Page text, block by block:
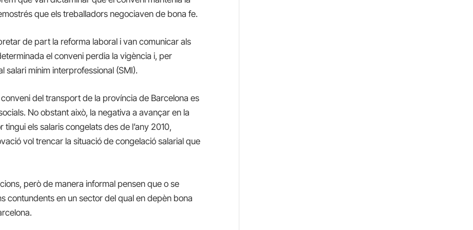
que els treballadors negociaven de bona fe.
de part la reforma laboral i van comunicar als
el conveni perdia la vigència i, per
salari mínim interprofessional (SMI).
del transport de la província de Barcelona es
No obstant això, la negativa a avançar en la
els salaris congelats des de l’any 2010,
vol trencar la situació de congelació salarial que
però de manera informal pensen que o se
contundents en un sector del qual en depèn bona